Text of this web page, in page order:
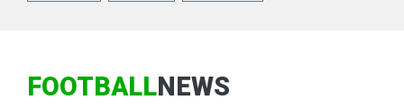
FOOTBALLNEWS